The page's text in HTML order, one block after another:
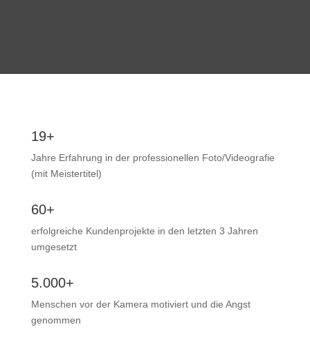
19+
Jahre Erfahrung in der professionellen Foto/Videografie
(mit Meistertitel)
60+
erfolgreiche Kundenprojekte in den letzten 3 Jahren
umgesetzt
5.000+
Menschen vor der Kamera motiviert und die Angst
genommen